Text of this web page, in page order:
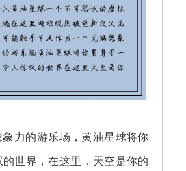
力的游乐场，黄油星球将你
世界，在这里，天空是你的